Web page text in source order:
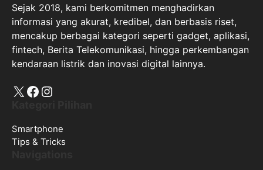
Sejak 2018, kami berkomitmen menghadirkan
informasi yang akurat, kredibel, dan berbasis riset,
mencakup berbagai kategori seperti gadget, aplikasi,
fintech, Berita Telekomunikasi, hingga perkembangan
kendaraan listrik dan inovasi digital lainnya.
X Facebook
Instagram
Smartphone
Tips & Tricks